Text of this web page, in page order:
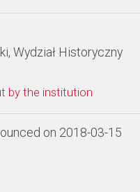
Wydział Historyczny
by the institution
on 2018-03-15